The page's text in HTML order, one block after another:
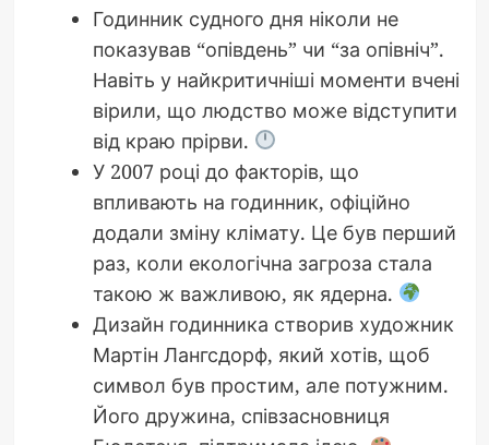
Годинник судного дня ніколи не
показував “опівдень” чи “за опівніч”.
Навіть у найкритичніші моменти вчені
вірили, що людство може відступити
від краю прірви.
У 2007 році до факторів, що
впливають на годинник, офіційно
додали зміну клімату. Це був перший
раз, коли екологічна загроза стала
такою ж важливою, як ядерна.
Дизайн годинника створив художник
Мартін Лангсдорф, який хотів, щоб
символ був простим, але потужним.
Його дружина, співзасновниця